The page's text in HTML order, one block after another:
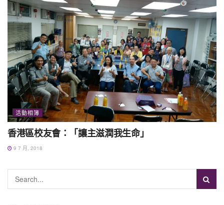
活動相簿
香港區校友會：「讓主滋潤我生命」
9 7 月, 2018